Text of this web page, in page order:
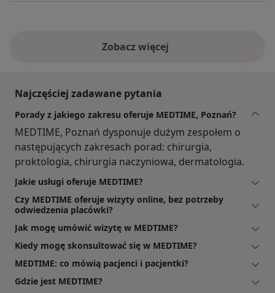
Zobacz więcej
Najczęściej zadawane pytania
Porady z jakiego zakresu oferuje MEDTIME, Poznań?
MEDTIME, Poznań dysponuje dużym zespołem o
następujących zakresach porad: chirurgia,
proktologia, chirurgia naczyniowa, dermatologia.
Jakie usługi oferuje MEDTIME?
Czy MEDTIME oferuje wizyty online, bez potrzeby
odwiedzenia placówki?
Jak mogę umówić wizytę w MEDTIME?
Kiedy mogę skonsultować się w MEDTIME?
MEDTIME: co mówią pacjenci i pacjentki?
Gdzie jest MEDTIME?